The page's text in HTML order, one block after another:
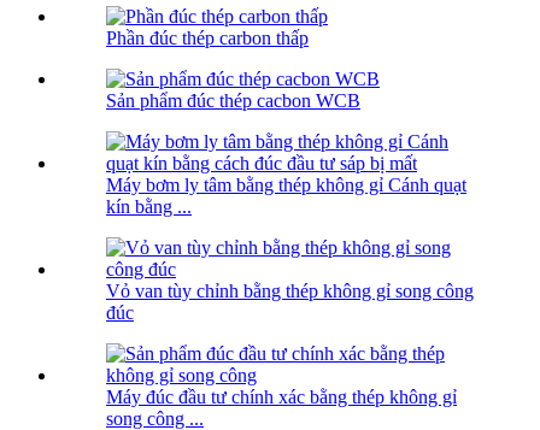
Phần đúc thép carbon thấp
Sản phẩm đúc thép cacbon WCB
Máy bơm ly tâm bằng thép không gỉ Cánh quạt
kín bằng ...
Vỏ van tùy chỉnh bằng thép không gỉ song công
đúc
Máy đúc đầu tư chính xác bằng thép không gỉ
song công ...